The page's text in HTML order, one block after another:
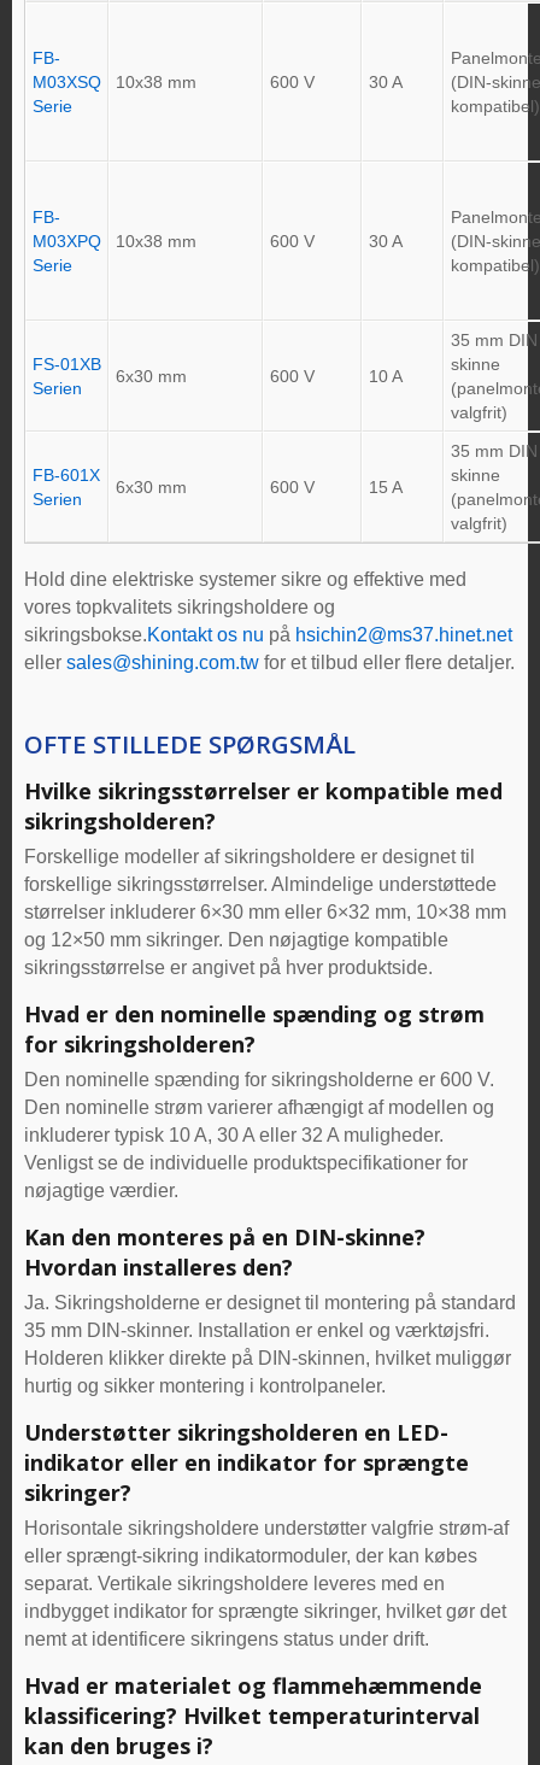
FB-
M03XSQ
Serie
10x38 mm 600 V 30 A
(DIN-skinne
kompatibel)
FB-
M03XPQ
Serie
10x38 mm 600 V 30 A
(DIN-skinne
kompatibel)
FS-01XB
Serien
6x30 mm 600 V 10 A
35 mm DIN
skinne
valgfrit)
FB-601X
Serien
6x30 mm 600 V 15 A
35 mm DIN
skinne
valgfrit)
Hold dine elektriske systemer sikre og effektive med
vores topkvalitets sikringsholdere og
sikringsbokse.Kontakt os nu på hsichin2@ms37.hinet.net
eller sales@shining.com.tw for et tilbud eller flere detaljer.
OFTE STILLEDE SPØRGSMÅL
Hvilke sikringsstørrelser er kompatible med
sikringsholderen?
Forskellige modeller af sikringsholdere er designet til
forskellige sikringsstørrelser. Almindelige understøttede
størrelser inkluderer 6×30 mm eller 6×32 mm, 10×38 mm
og 12×50 mm sikringer. Den nøjagtige kompatible
sikringsstørrelse er angivet på hver produktside.
Hvad er den nominelle spænding og strøm
for sikringsholderen?
Den nominelle spænding for sikringsholderne er 600 V.
Den nominelle strøm varierer afhængigt af modellen og
inkluderer typisk 10 A, 30 A eller 32 A muligheder.
Venligst se de individuelle produktspecifikationer for
nøjagtige værdier.
Kan den monteres på en DIN-skinne?
Hvordan installeres den?
Ja. Sikringsholderne er designet til montering på standard
35 mm DIN-skinner. Installation er enkel og værktøjsfri.
Holderen klikker direkte på DIN-skinnen, hvilket muliggør
hurtig og sikker montering i kontrolpaneler.
Understøtter sikringsholderen en LED-
indikator eller en indikator for sprængte
sikringer?
Horisontale sikringsholdere understøtter valgfrie strøm-af
eller sprængt-sikring indikatormoduler, der kan købes
separat. Vertikale sikringsholdere leveres med en
indbygget indikator for sprængte sikringer, hvilket gør det
nemt at identificere sikringens status under drift.
Hvad er materialet og flammehæmmende
klassificering? Hvilket temperaturinterval
kan den bruges i?